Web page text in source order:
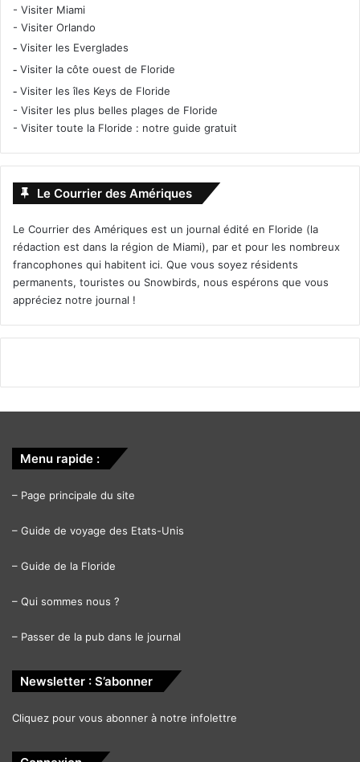
- Visiter Miami
- Visiter Orlando
- Visiter les Everglades
- Visiter la côte ouest de Floride
- Visiter les îles Keys de Floride
- Visiter les plus belles plages de Floride
- Visiter toute la Floride : notre guide gratuit
Le Courrier des Amériques
Le Courrier des Amériques est un journal édité en Floride (la
rédaction est dans la région de Miami), par et pour les nombreux
francophones qui habitent ici. Que vous soyez résidents
permanents, touristes ou Snowbirds, nous espérons que vous
appréciez notre journal !
Menu rapide :
– Page principale du site
– Guide de voyage des Etats-Unis
– Guide de la Floride
– Qui sommes nous ?
– Passer de la pub dans le journal
Newsletter : S’abonner
Cliquez pour vous abonner à notre infolettre